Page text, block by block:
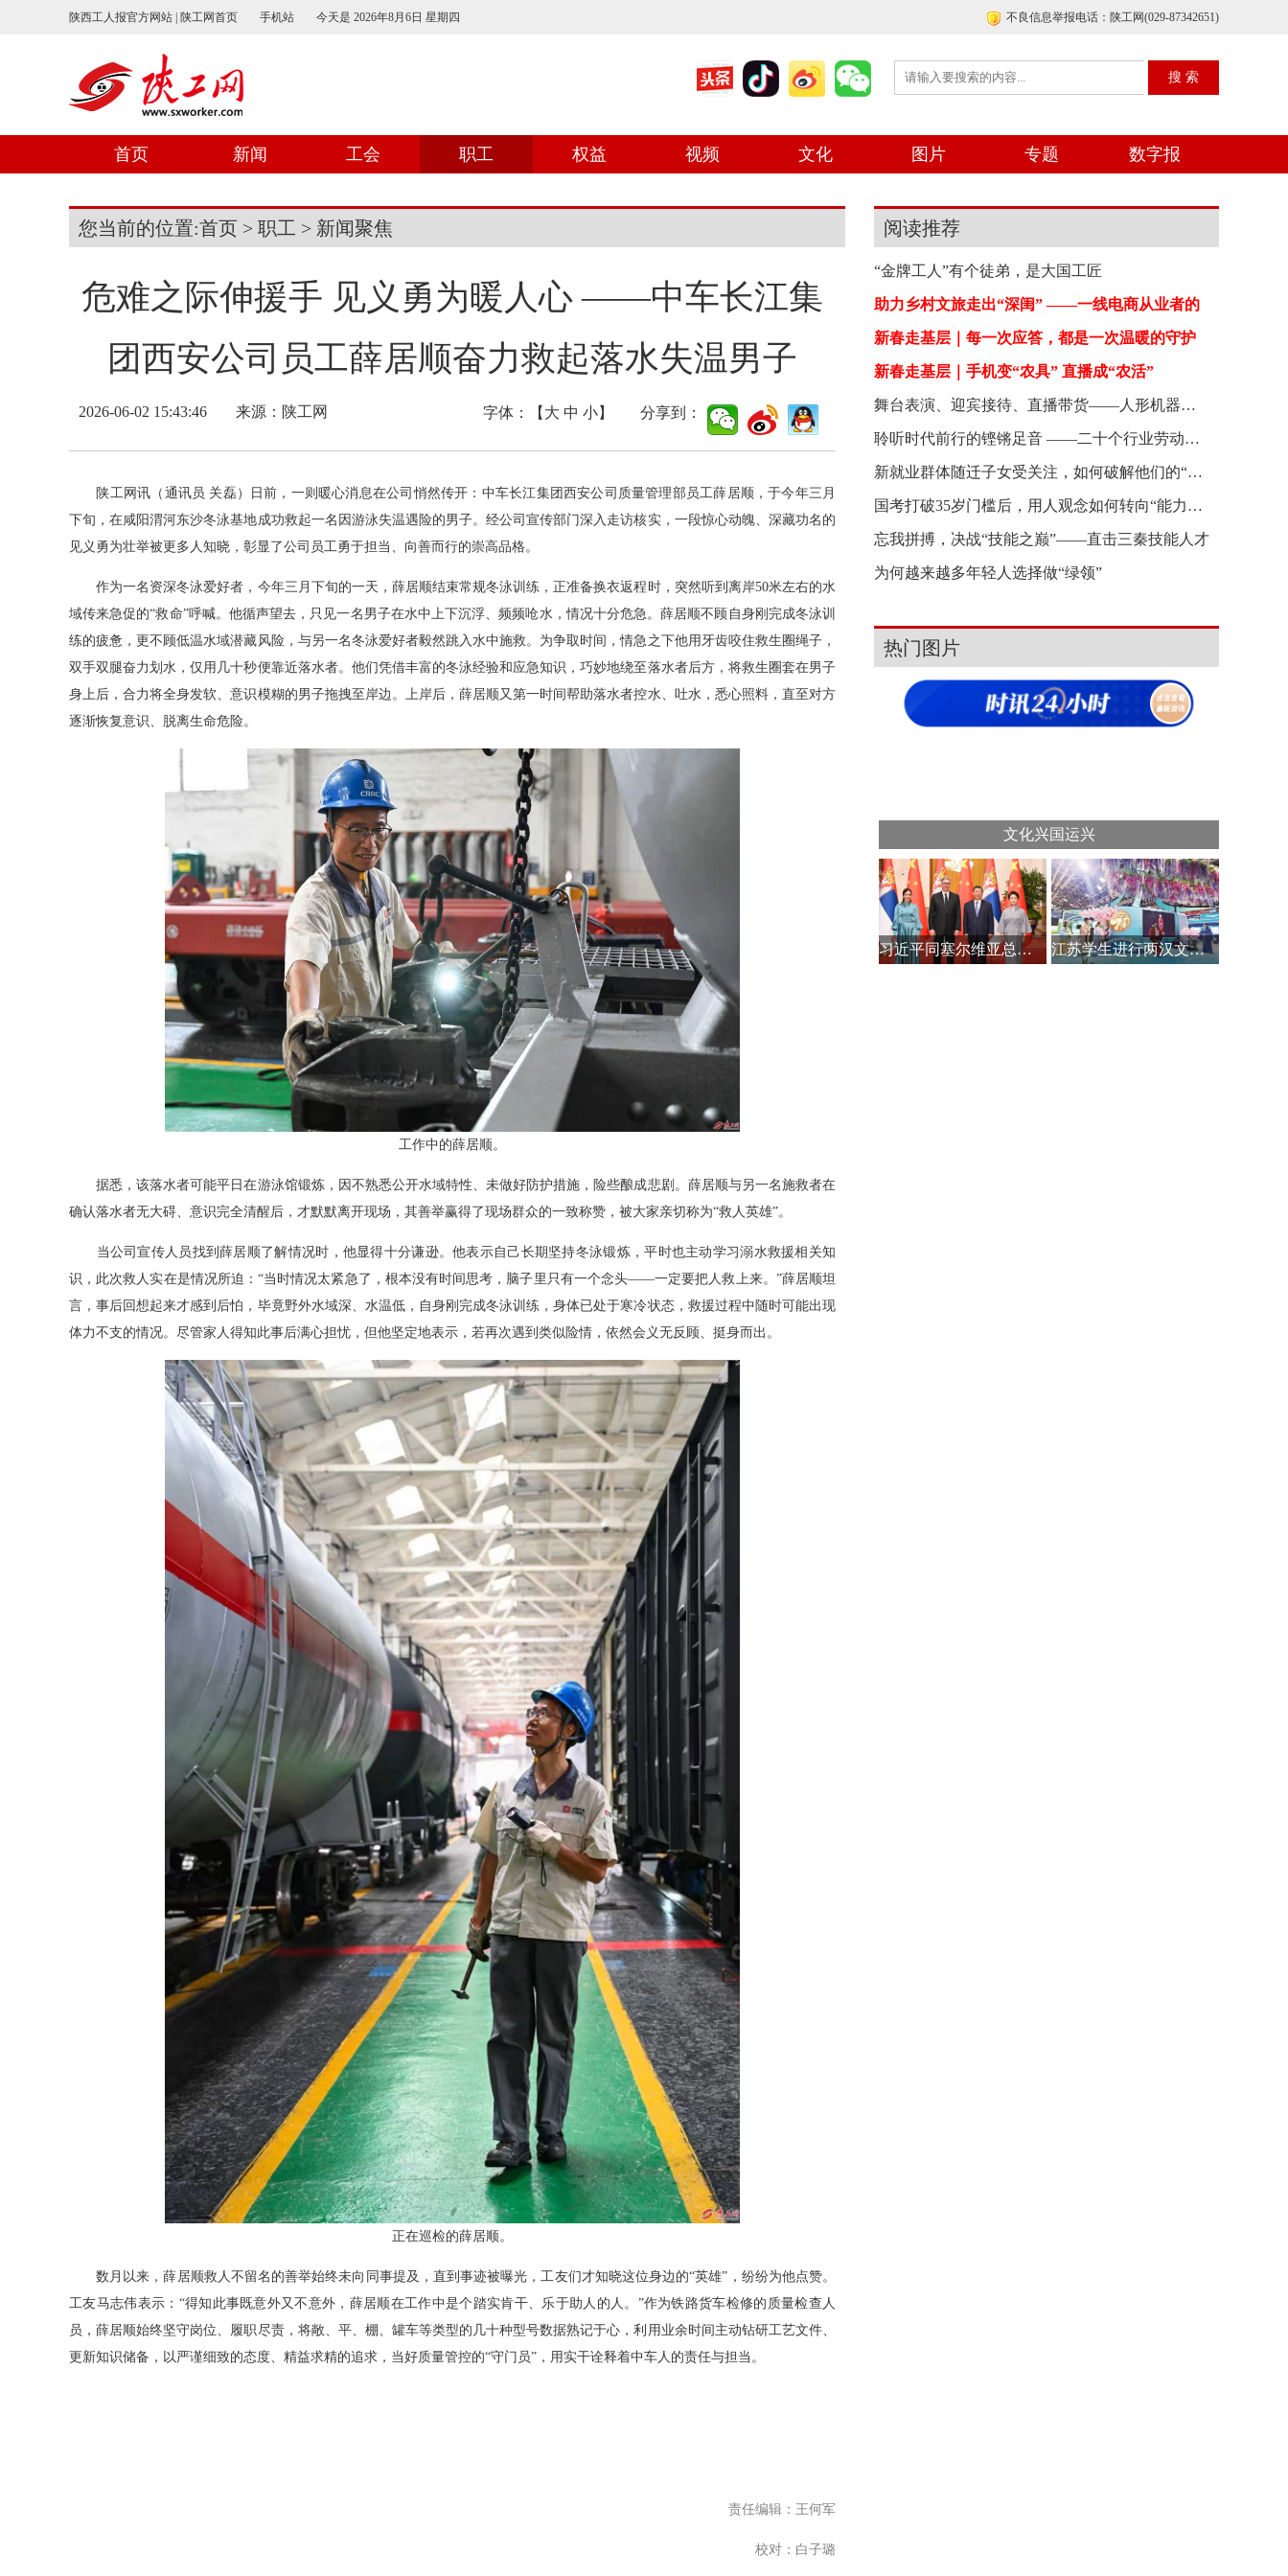
陕西工人报官方网站 | 陕工网首页 手机站 今天是 2026年8月6日 星期四 不良信息举报电话：陕工网(029-87342651)
首页 新闻 工会 职工 权益 视频 文化 图片 专题 数字报
您当前的位置:首页 > 职工 > 新闻聚焦
危难之际伸援手 见义勇为暖人心 ——中车长江集
团西安公司员工薛居顺奋力救起落水失温男子
2026-06-02 15:43:46 来源： 陕工网 字体：【 大 中 小】 分享到：
陕工网讯（通讯员 关磊）日前，一则暖心消息在公司悄然传开：中车长江集团西安公司质量管理部员工薛居顺，于今年三月
下旬，在咸阳渭河东沙冬泳基地成功救起一名因游泳失温遇险的男子。经公司宣传部门深入走访核实，一段惊心动魄、深藏功名的
见义勇为壮举被更多人知晓，彰显了公司员工勇于担当、向善而行的崇高品格。
作为一名资深冬泳爱好者，今年三月下旬的一天，薛居顺结束常规冬泳训练，正准备换衣返程时，突然听到离岸50米左右的水
域传来急促的“救命”呼喊。他循声望去，只见一名男子在水中上下沉浮、频频呛水，情况十分危急。薛居顺不顾自身刚完成冬泳训
练的疲惫，更不顾低温水域潜藏风险，与另一名冬泳爱好者毅然跳入水中施救。为争取时间，情急之下他用牙齿咬住救生圈绳子，
双手双腿奋力划水，仅用几十秒便靠近落水者。他们凭借丰富的冬泳经验和应急知识，巧妙地绕至落水者后方，将救生圈套在男子
身上后，合力将全身发软、意识模糊的男子拖拽至岸边。上岸后，薛居顺又第一时间帮助落水者控水、吐水，悉心照料，直至对方
逐渐恢复意识、脱离生命危险。
工作中的薛居顺。
据悉，该落水者可能平日在游泳馆锻炼，因不熟悉公开水域特性、未做好防护措施，险些酿成悲剧。薛居顺与另一名施救者在
确认落水者无大碍、意识完全清醒后，才默默离开现场，其善举赢得了现场群众的一致称赞，被大家亲切称为“救人英雄”。
当公司宣传人员找到薛居顺了解情况时，他显得十分谦逊。他表示自己长期坚持冬泳锻炼，平时也主动学习溺水救援相关知
识，此次救人实在是情况所迫：“当时情况太紧急了，根本没有时间思考，脑子里只有一个念头——一定要把人救上来。”薛居顺坦
言，事后回想起来才感到后怕，毕竟野外水域深、水温低，自身刚完成冬泳训练，身体已处于寒冷状态，救援过程中随时可能出现
体力不支的情况。尽管家人得知此事后满心担忧，但他坚定地表示，若再次遇到类似险情，依然会义无反顾、挺身而出。
正在巡检的薛居顺。
数月以来，薛居顺救人不留名的善举始终未向同事提及，直到事迹被曝光，工友们才知晓这位身边的“英雄”，纷纷为他点赞。
工友马志伟表示：“得知此事既意外又不意外，薛居顺在工作中是个踏实肯干、乐于助人的人。”作为铁路货车检修的质量检查人
员，薛居顺始终坚守岗位、履职尽责，将敞、平、棚、罐车等类型的几十种型号数据熟记于心，利用业余时间主动钻研工艺文件、
更新知识储备，以严谨细致的态度、精益求精的追求，当好质量管控的“守门员”，用实干诠释着中车人的责任与担当。
责任编辑：王何军
校对：白子璐
阅读推荐
“金牌工人”有个徒弟，是大国工匠
助力乡村文旅走出“深闺” ——一线电商从业者的
新春走基层｜每一次应答，都是一次温暖的守护
新春走基层｜手机变“农具” 直播成“农活”
舞台表演、迎宾接待、直播带货——人形机器人开始
聆听时代前行的铿锵足音 ——二十个行业劳动者新
新就业群体随迁子女受关注，如何破解他们的“融入
国考打破35岁门槛后，用人观念如何转向“能力本位
忘我拼搏，决战“技能之巅”——直击三秦技能人才
为何越来越多年轻人选择做“绿领”
热门图片
文化兴国运兴
习近平同塞尔维亚总统武契奇会谈 江苏学生进行两汉文化展示